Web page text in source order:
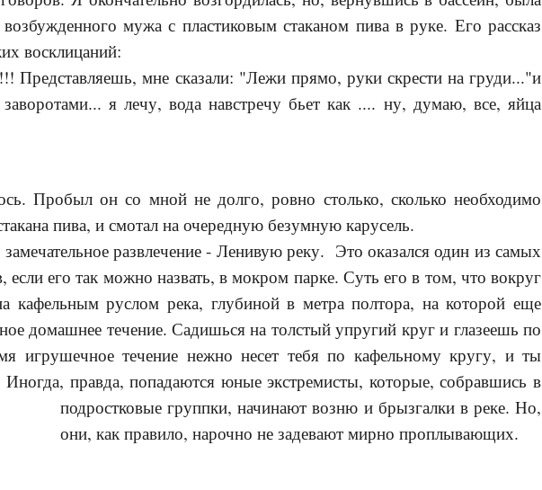
мужа с пластиковым стаканом пива в руке. Его рассказ
восклицаний:
Представляешь, мне сказали: "Лежи прямо, руки скрести на груди..."и
я лечу, вода навстречу бьет как .... ну, думаю, все, яйца
Пробыл он со мной не долго, ровно столько, сколько необходимо
пива, и смотал на очередную безумную карусель.
развлечение - Ленивую реку. Это оказался один из самых
его так можно назвать, в мокром парке. Суть его в том, что вокруг
кафельным руслом река, глубиной в метра полтора, на которой еще
домашнее течение. Садишься на толстый упругий круг и глазеешь по
игрушечное течение нежно несет тебя по кафельному кругу, и ты
правда, попадаются юные экстремисты, которые, собравшись в
подростковые группки, начинают возню и брызгалки в реке. Но,
они, как правило, нарочно не задевают мирно проплывающих.